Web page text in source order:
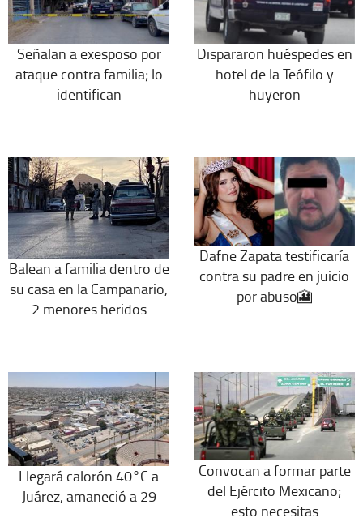
Señalan a exesposo por
ataque contra familia; lo
identifican
Dispararon huéspedes en
hotel de la Teófilo y
huyeron
Balean a familia dentro de
su casa en la Campanario,
2 menores heridos
Dafne Zapata testificaría
contra su padre en juicio
por abuso🎦
Llegará calorón 40°C a
Juárez, amaneció a 29
Convocan a formar parte
del Ejército Mexicano;
esto necesitas